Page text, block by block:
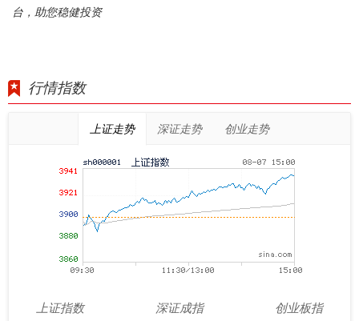
台，助您稳健投资
行情指数
上证走势 深证走势 创业走势
上证指数
深证成指
创业板指